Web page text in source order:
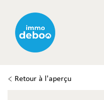
Retour à l'aperçu